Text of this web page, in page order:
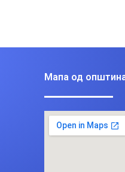
Мапа од